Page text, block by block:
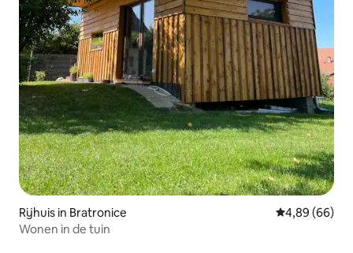
Rijhuis in Bratronice Gemiddelde
4,89 (66)
Wonen in de tuin